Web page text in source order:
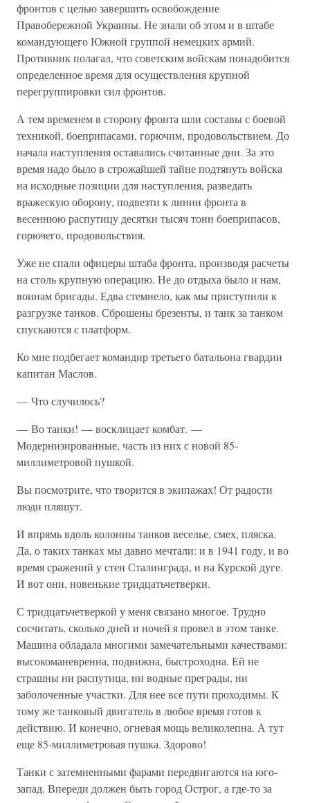
фронтов с целью завершить освобождение
Правобережной Украины. Не знали об этом и в штабе
командующего Южной группой немецких армий.
Противник полагал, что советским войскам понадобится
определенное время для осуществления крупной
перегруппировки сил фронтов.
А тем временем в сторону фронта шли составы с боевой
техникой, боеприпасами, горючим, продовольствием. До
начала наступления оставались считанные дни. За это
время надо было в строжайшей тайне подтянуть войска
на исходные позиции для наступления, разведать
вражескую оборону, подвезти к линии фронта в
весеннюю распутицу десятки тысяч тонн боеприпасов,
горючего, продовольствия.
Уже не спали офицеры штаба фронта, производя расчеты
на столь крупную операцию. Не до отдыха было и нам,
воинам бригады. Едва стемнело, как мы приступили к
разгрузке танков. Сброшены брезенты, и танк за танком
спускаются с платформ.
Ко мне подбегает командир третьего батальона гвардии
капитан Маслов.
— Что случилось?
— Во танки! — восклицает комбат. —
Модернизированные, часть из них с новой 85-
миллиметровой пушкой.
Вы посмотрите, что творится в экипажах! От радости
люди пляшут.
И впрямь вдоль колонны танков веселье, смех, пляска.
Да, о таких танках мы давно мечтали: и в 1941 году, и во
время сражений у стен Сталинграда, и на Курской дуге.
И вот они, новенькие тридцатьчетверки.
С тридцатьчетверкой у меня связано многое. Трудно
сосчитать, сколько дней и ночей я провел в этом танке.
Машина обладала многими замечательными качествами:
высокоманевренна, подвижна, быстроходна. Ей не
страшны ни распутица, ни водные преграды, ни
заболоченные участки. Для нее все пути проходимы. К
тому же танковый двигатель в любое время готов к
действию. И конечно, огневая мощь великолепна. А тут
еще 85-миллиметровая пушка. Здорово!
Танки с затемненными фарами передвигаются на юго-
запад. Впереди должен быть город Острог, а где-то за